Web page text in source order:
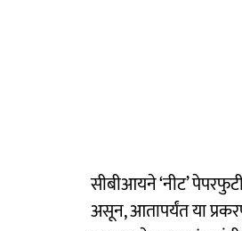
सीबीआयने ‘नीट’
असून, आतापर्यंत या